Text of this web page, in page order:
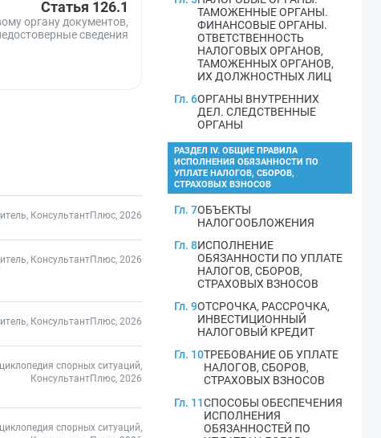
Статья 126.1
органу документов,
сведения
КонсультантПлюс, 2026
КонсультантПлюс, 2026
КонсультантПлюс, 2026
спорных ситуаций,
КонсультантПлюс, 2026
спорных ситуаций,
ТАМОЖЕННЫЕ ОРГАНЫ.
ФИНАНСОВЫЕ ОРГАНЫ.
ОТВЕТСТВЕННОСТЬ
НАЛОГОВЫХ ОРГАНОВ,
ТАМОЖЕННЫХ ОРГАНОВ,
ИХ ДОЛЖНОСТНЫХ ЛИЦ
Гл. 6ОРГАНЫ ВНУТРЕННИХ
ДЕЛ. СЛЕДСТВЕННЫЕ
ОРГАНЫ
РАЗДЕЛ IV. ОБЩИЕ ПРАВИЛА
ИСПОЛНЕНИЯ ОБЯЗАННОСТИ ПО
УПЛАТЕ НАЛОГОВ, СБОРОВ,
СТРАХОВЫХ ВЗНОСОВ
Гл. 7ОБЪЕКТЫ
НАЛОГООБЛОЖЕНИЯ
Гл. 8ИСПОЛНЕНИЕ
ОБЯЗАННОСТИ ПО УПЛАТЕ
НАЛОГОВ, СБОРОВ,
СТРАХОВЫХ ВЗНОСОВ
Гл. 9ОТСРОЧКА, РАССРОЧКА,
ИНВЕСТИЦИОННЫЙ
НАЛОГОВЫЙ КРЕДИТ
Гл. 10ТРЕБОВАНИЕ ОБ УПЛАТЕ
НАЛОГОВ, СБОРОВ,
СТРАХОВЫХ ВЗНОСОВ
Гл. 11СПОСОБЫ ОБЕСПЕЧЕНИЯ
ИСПОЛНЕНИЯ
ОБЯЗАННОСТЕЙ ПО